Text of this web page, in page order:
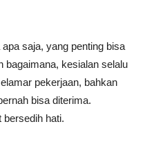
saja, yang penting bisa
bagaimana, kesialan selalu
pekerjaan, bahkan
bisa diterima.
bersedih hati.